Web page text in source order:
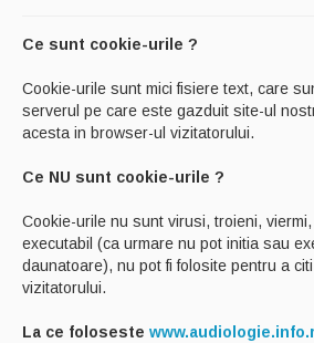
Relatii interdisciplinare
Despre mine
Contact
Ce sunt cookie-urile ?
Cookie-urile sunt mici fisiere text, care
serverul pe care este gazduit site-ul
acesta in browser-ul vizitatorului.
Ce NU sunt cookie-urile ?
Cookie-urile nu sunt virusi, troieni,
executabil (ca urmare nu pot initia sau
daunatoare), nu pot fi folosite pentru a
vizitatorului.
La ce foloseste